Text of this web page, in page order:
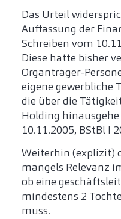
Das Urteil
Auffassung der
Schreiben vom
Diese hatte bisher
Organträger-
eigene gewerbliche
die über die
Holding
10.11.2005, BStBl I
Weiterhin (explizit)
mangels Relevanz
ob eine
mindestens 2
muss.